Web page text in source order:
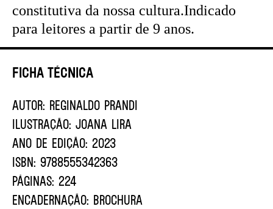
Ficha Técnica
AUTOR: REGINALDO PRANDI
ILUSTRAÇÃO: JOANA LIRA
ANO DE EDIÇÃO: 2023
ISBN: 9788555342363
PÁGINAS: 224
ENCADERNAÇÃO: BROCHURA
constitutiva da nossa cultura.Indicado
para leitores a partir de 9 anos.